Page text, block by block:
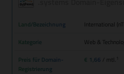
Land/Bezeichnung
International
Kategorie
Web &
Preis für Domain-
Registrierung
€ 1,66 / mtl.